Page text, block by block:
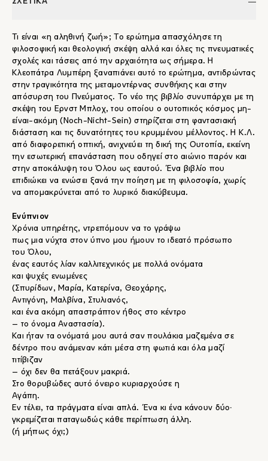
Τι είναι «η αληθινή ζωή»; Το ερώτημα απασχόλησε τη
φιλοσοφική και θεολογική σκέψη αλλά και όλες τις πνευματικές
σχολές και τάσεις από την αρχαιότητα ως σήμερα. Η
Κλεοπάτρα Λυμπέρη ξαναπιάνει αυτό το ερώτημα, αντιδρώντας
στην τραγικότητα της μεταμοντέρνας συνθήκης και στην
απόσυρση του Πνεύματος. Το νέο της βιβλίο συνυπάρχει με τη
σκέψη του Ερνστ Μπλοχ, του οποίου ο ουτοπικός κόσμος μη-
είναι-ακόμη (Noch-Nicht-Sein) στηρίζεται στη φαντασιακή
διάσταση και τις δυνατότητες του κρυμμένου μέλλοντος. Η Κ.Λ.
από διαφορετική οπτική, ανιχνεύει τη δική της Ουτοπία, εκείνη
την εσωτερική επανάσταση που οδηγεί στο αιώνιο παρόν και
στην αποκάλυψη του Όλου ως εαυτού. Ένα βιβλίο που
επιδιώκει να ενώσει ξανά την ποίηση με τη φιλοσοφία, χωρίς
να απομακρύνεται από το λυρικό διακύβευμα.
Ενύπνιον
Χρόνια υπηρέτης, ντρεπόμουν να το γράψω
πως μια νύχτα στον ύπνο μου ήμουν το ιδεατό πρόσωπο
του Όλου,
ένας εαυτός λίαν καλλιτεχνικός με πολλά ονόματα
και ψυχές ενωμένες
(Σπυρίδων, Μαρία, Κατερίνα, Θεοχάρης,
Αντιγόνη, Μαλβίνα, Στυλιανός,
και ένα ακόμη απαστράπτον ήθος στο κέντρο
– το όνομα Αναστασία).
Και ήταν τα ονόματά μου αυτά σαν πουλάκια μαζεμένα σε
δέντρο που ανάμεναν κάτι μέσα στη φωτιά και όλα μαζί
τιτίβιζαν
– όχι δεν θα πετάξουν μακριά.
Στο θορυβώδες αυτό όνειρο κυριαρχούσε η
Αγάπη.
Εν τέλει, τα πράγματα είναι απλά. Ένα κι ένα κάνουν δύο∙
γκρεμίζεται παταγωδώς κάθε περίπτωση άλλη.
(ή μήπως όχι;)